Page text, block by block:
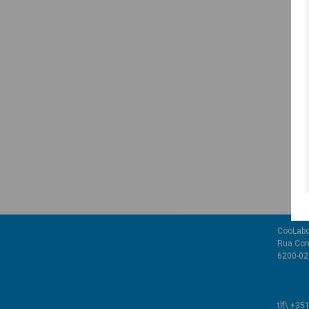
Rua
6200-
tlf\